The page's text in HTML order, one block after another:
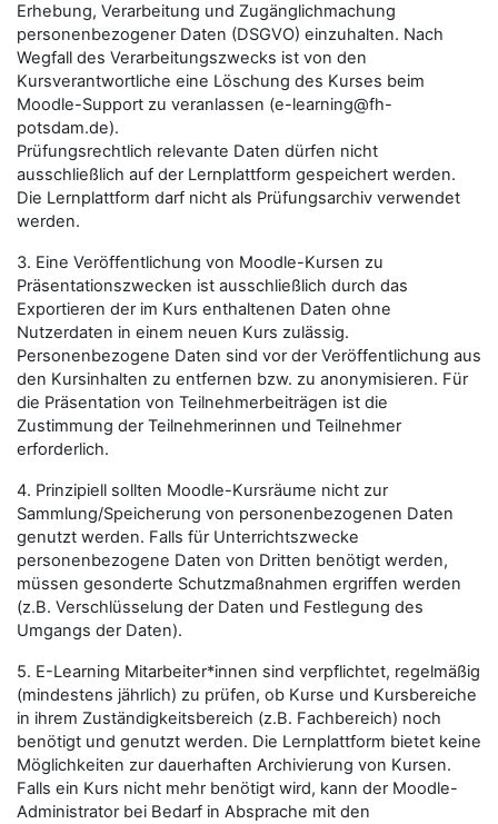
Erhebung, Verarbeitung und Zugänglichmachung
personenbezogener Daten (DSGVO) einzuhalten. Nach
Wegfall des Verarbeitungszwecks ist von den
Kursverantwortliche eine Löschung des Kurses beim
Moodle-Support zu veranlassen (e-learning@fh-
potsdam.de).
Prüfungsrechtlich relevante Daten dürfen nicht
ausschließlich auf der Lernplattform gespeichert werden.
Die Lernplattform darf nicht als Prüfungsarchiv verwendet
werden.
3. Eine Veröffentlichung von Moodle-Kursen zu
Präsentationszwecken ist ausschließlich durch das
Exportieren der im Kurs enthaltenen Daten ohne
Nutzerdaten in einem neuen Kurs zulässig.
Personenbezogene Daten sind vor der Veröffentlichung aus
den Kursinhalten zu entfernen bzw. zu anonymisieren. Für
die Präsentation von Teilnehmerbeiträgen ist die
Zustimmung der Teilnehmerinnen und Teilnehmer
erforderlich.
4. Prinzipiell sollten Moodle-Kursräume nicht zur
Sammlung/Speicherung von personenbezogenen Daten
genutzt werden. Falls für Unterrichtszwecke
personenbezogene Daten von Dritten benötigt werden,
müssen gesonderte Schutzmaßnahmen ergriffen werden
(z.B. Verschlüsselung der Daten und Festlegung des
Umgangs der Daten).
5. E-Learning Mitarbeiter*innen sind verpflichtet, regelmäßig
(mindestens jährlich) zu prüfen, ob Kurse und Kursbereiche
in ihrem Zuständigkeitsbereich (z.B. Fachbereich) noch
benötigt und genutzt werden. Die Lernplattform bietet keine
Möglichkeiten zur dauerhaften Archivierung von Kursen.
Falls ein Kurs nicht mehr benötigt wird, kann der Moodle-
Administrator bei Bedarf in Absprache mit den